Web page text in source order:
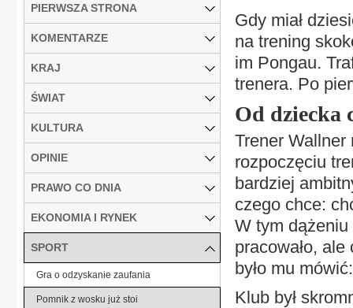
Gdy miał
na trening
im Pongau.
trenera. Po
Od dziecka
Trener Wallner
rozpoczęciu
bardziej
czego chce:
W tym dążeniu
pracowało,
było mu
Klub był
PIERWSZA STRONA
KOMENTARZE
KRAJ
ŚWIAT
KULTURA
OPINIE
PRAWO CO DNIA
EKONOMIA I RYNEK
SPORT
Gra o odzyskanie zaufania
Pomnik z wosku już stoi